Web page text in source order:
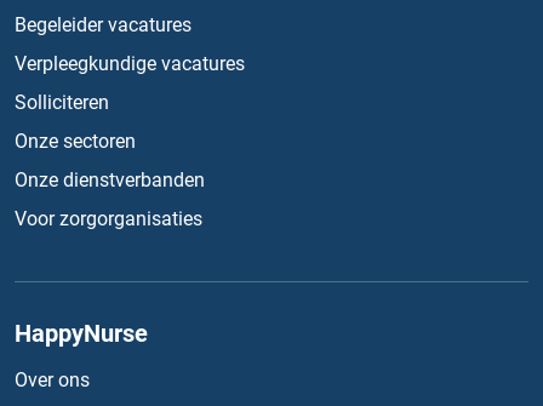
Begeleider vacatures
Verpleegkundige vacatures
Solliciteren
Onze sectoren
Onze dienstverbanden
Voor zorgorganisaties
HappyNurse
Over ons